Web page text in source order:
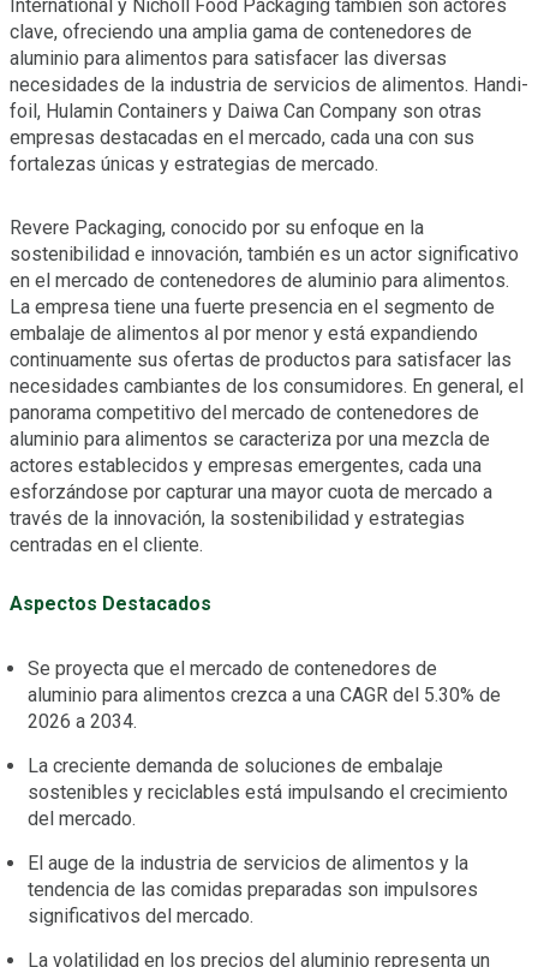
International y Nicholl Food Packaging también son actores
clave, ofreciendo una amplia gama de contenedores de
aluminio para alimentos para satisfacer las diversas
necesidades de la industria de servicios de alimentos. Handi-
foil, Hulamin Containers y Daiwa Can Company son otras
empresas destacadas en el mercado, cada una con sus
fortalezas únicas y estrategias de mercado.
Revere Packaging, conocido por su enfoque en la
sostenibilidad e innovación, también es un actor significativo
en el mercado de contenedores de aluminio para alimentos.
La empresa tiene una fuerte presencia en el segmento de
embalaje de alimentos al por menor y está expandiendo
continuamente sus ofertas de productos para satisfacer las
necesidades cambiantes de los consumidores. En general, el
panorama competitivo del mercado de contenedores de
aluminio para alimentos se caracteriza por una mezcla de
actores establecidos y empresas emergentes, cada una
esforzándose por capturar una mayor cuota de mercado a
través de la innovación, la sostenibilidad y estrategias
centradas en el cliente.
Aspectos Destacados
Se proyecta que el mercado de contenedores de
aluminio para alimentos crezca a una CAGR del 5.30% de
2026 a 2034.
La creciente demanda de soluciones de embalaje
sostenibles y reciclables está impulsando el crecimiento
del mercado.
El auge de la industria de servicios de alimentos y la
tendencia de las comidas preparadas son impulsores
significativos del mercado.
La volatilidad en los precios del aluminio representa un